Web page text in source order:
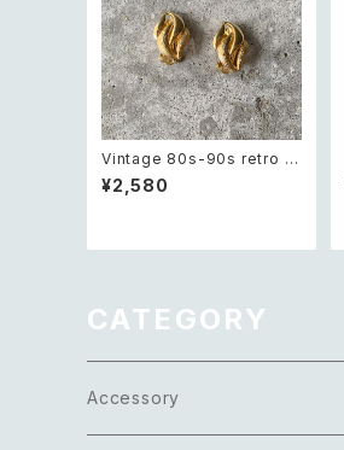
Vintage 80s-90s retro cl
assical textured design
earring レトロ ヴィンテージ
イヤリング
¥2,580
CATEGORY
Accessory